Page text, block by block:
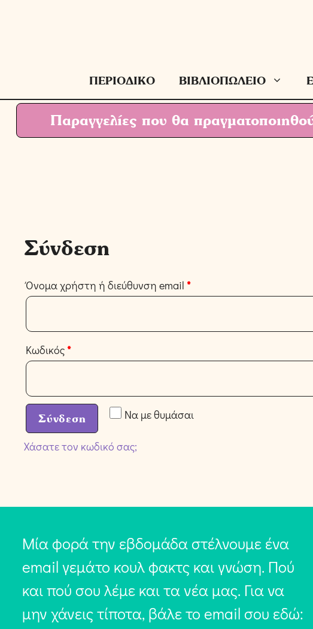
ΠΕΡΙΟΔΙΚΟ ΒΙΒΛΙΟΠΩΛΕΙΟ
Παραγγελίες που θα
Σύνδεση
Όνομα χρήστη ή διεύθυνση email *
Κωδικός*
Να με θυμάσαι
Σύνδεση
Χάσατε τον κωδικό σας;
Μία φορά την εβδομάδα στέλνουμε ένα
email γεμάτο κουλ φακτς και γνώση. Πού
και πού σου λέμε και τα νέα μας. Για να
μην χάνεις τίποτα, βάλε το email σου εδώ: